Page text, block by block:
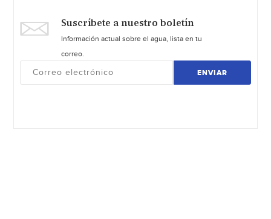
Suscríbete a nuestro boletín
Información actual sobre el agua, lista en tu
correo.
ENVIAR